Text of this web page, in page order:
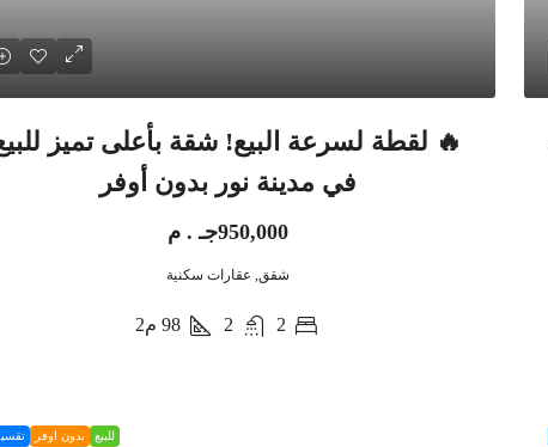
🔥 لقطة لسرعة البيع! شقة بأعلى تميز
في مدينة نور بدون أوفر
950,000جـ . م
شقق, عقارات سكنية
2
2
98 م2
للبيع بدون اوفر